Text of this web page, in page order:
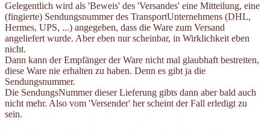
Gelegentlich wird als 'Beweis' des 'Versandes' eine Mitteilung, eine
(fingierte) Sendungsnummer des TransportUnternehmens (DHL,
Hermes, UPS, ...) angegeben, dass die Ware zum Versand
angeliefert wurde. Aber eben nur scheinbar, in Wirklichkeit eben
nicht.
Dann kann der Empfänger der Ware nicht mal glaubhaft bestreiten,
diese Ware nie erhalten zu haben. Denn es gibt ja die
Sendungsnummer.
Die SendungsNummer dieser Lieferung gibts dann aber bald auch
nicht mehr. Also vom 'Versender' her scheint der Fall erledigt zu
sein.